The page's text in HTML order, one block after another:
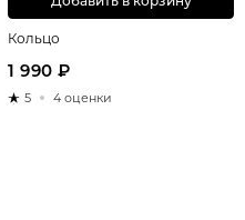
Кольцо
1 990 ₽
5 4 оценки